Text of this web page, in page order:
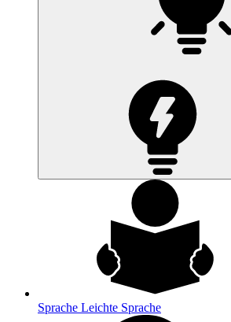
Sprache Leichte Sprache